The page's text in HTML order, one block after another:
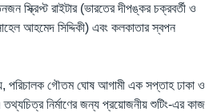
স্ক্রিপ্ট রাইটার (ভারতের দীপঙ্কর চক্রবর্তী ও
আহমেদ সিদ্দিকী) এবং কলকাতার স্বপন
পরিচালক গৌতম ঘোষ আগামী এক সপ্তাহ ঢাকা ও
তথ্যচিত্র নির্মাণের জন্য প্রয়োজনীয় শুটিং-এর কাজ